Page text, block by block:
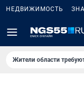
НЕДВИЖИМОСТЬ
Жители области